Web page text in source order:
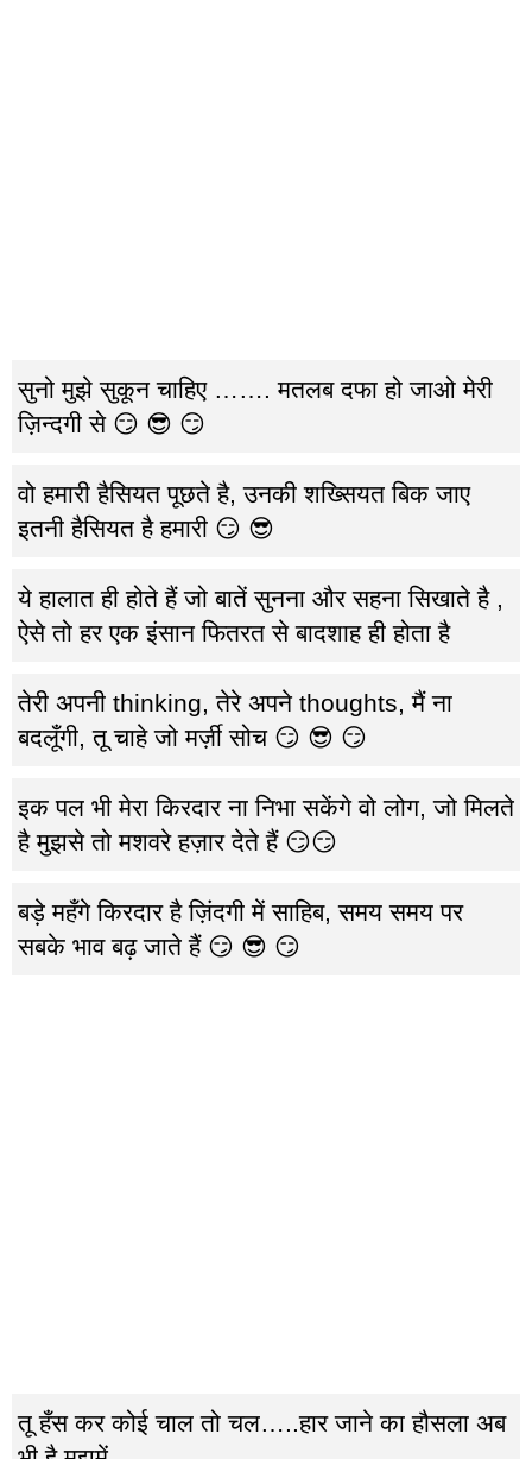
सुनो मुझे सुकून चाहिए ……. मतलब दफा हो जाओ मेरी
ज़िन्दगी से 😏 😎 😏
वो हमारी हैसियत पूछते है, उनकी शख्सियत बिक जाए
इतनी हैसियत है हमारी 😏 😎
ये हालात ही होते हैं जो बातें सुनना और सहना सिखाते है ,
ऐसे तो हर एक इंसान फितरत से बादशाह ही होता है
तेरी अपनी thinking, तेरे अपने thoughts, मैं ना
बदलूँगी, तू चाहे जो मर्ज़ी सोच 😏 😎 😏
इक पल भी मेरा किरदार ना निभा सकेंगे वो लोग, जो मिलते
है मुझसे तो मशवरे हज़ार देते हैं 😏😏
बड़े महँगे किरदार है ज़िंदगी में साहिब, समय समय पर
सबके भाव बढ़ जाते हैं 😏 😎 😏
तू हँस कर कोई चाल तो चल…..हार जाने का हौसला अब